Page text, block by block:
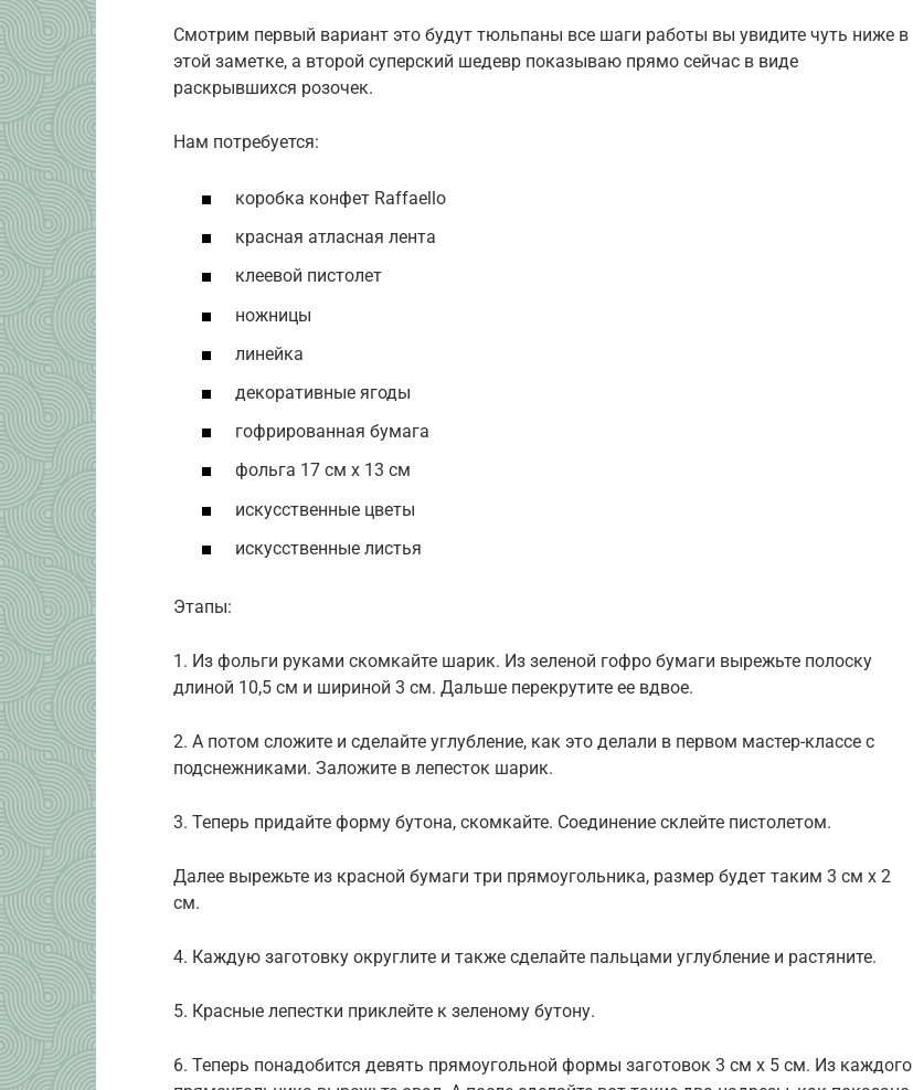
Смотрим первый вариант это будут тюльпаны все шаги работы вы увидите чуть ниже в
этой заметке, а второй суперский шедевр показываю прямо сейчас в виде
раскрывшихся розочек.
Нам потребуется:
коробка конфет Raffaello
красная атласная лента
клеевой пистолет
ножницы
линейка
декоративные ягоды
гофрированная бумага
фольга 17 см х 13 см
искусственные цветы
искусственные листья
Этапы:
1. Из фольги руками скомкайте шарик. Из зеленой гофро бумаги вырежьте полоску
длиной 10,5 см и шириной 3 см. Дальше перекрутите ее вдвое.
2. А потом сложите и сделайте углубление, как это делали в первом мастер-классе с
подснежниками. Заложите в лепесток шарик.
3. Теперь придайте форму бутона, скомкайте. Соединение склейте пистолетом.
Далее вырежьте из красной бумаги три прямоугольника, размер будет таким 3 см х 2
см.
4. Каждую заготовку округлите и также сделайте пальцами углубление и растяните.
5. Красные лепестки приклейте к зеленому бутону.
6. Теперь понадобится девять прямоугольной формы заготовок 3 см х 5 см. Из каждого